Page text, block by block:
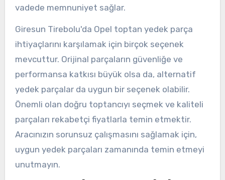
vadede memnuniyet sağlar.
Giresun Tirebolu'da Opel toptan yedek parça
ihtiyaçlarını karşılamak için birçok seçenek
mevcuttur. Orijinal parçaların güvenliğe ve
performansa katkısı büyük olsa da, alternatif
yedek parçalar da uygun bir seçenek olabilir.
Önemli olan doğru toptancıyı seçmek ve kaliteli
parçaları rekabetçi fiyatlarla temin etmektir.
Aracınızın sorunsuz çalışmasını sağlamak için,
uygun yedek parçaları zamanında temin etmeyi
unutmayın.